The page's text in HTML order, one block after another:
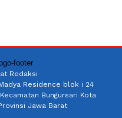
Redaksi
Residence blok i 24
Bungursari Kota
Jawa Barat